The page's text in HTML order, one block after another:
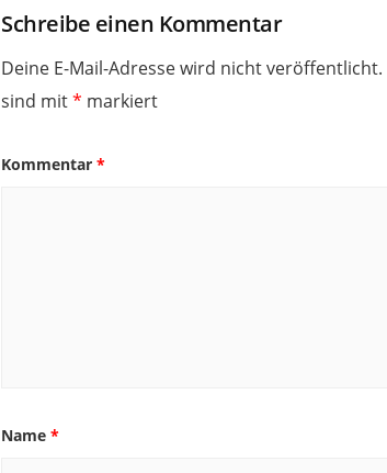
Schreibe einen Kommentar
Deine E-Mail-Adresse wird nicht veröffentlicht.
sind mit* markiert
Kommentar *
Name *